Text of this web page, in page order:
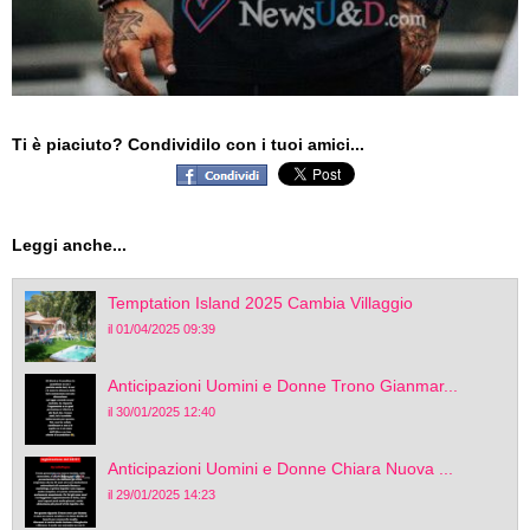
Ti è piaciuto? Condividilo con i tuoi amici...
Leggi anche...
Temptation Island 2025 Cambia Villaggio
il 01/04/2025 09:39
Anticipazioni Uomini e Donne Trono Gianmar...
il 30/01/2025 12:40
Anticipazioni Uomini e Donne Chiara Nuova ...
il 29/01/2025 14:23